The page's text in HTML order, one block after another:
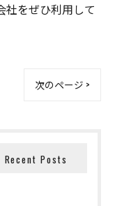
社をぜひ利用して
次のページ >
Recent Posts